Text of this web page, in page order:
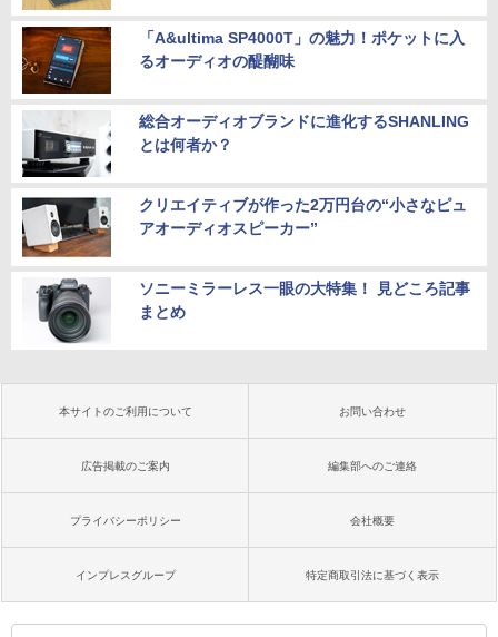
「A&ultima SP4000T」の魅力！ポケットに入
るオーディオの醍醐味
総合オーディオブランドに進化するSHANLING
とは何者か？
クリエイティブが作った2万円台の“小さなピュ
アオーディオスピーカー”
ソニーミラーレス一眼の大特集！ 見どころ記事
まとめ
本サイトのご利用について お問い合わせ
広告掲載のご案内 編集部へのご連絡
プライバシーポリシー 会社概要
インプレスグループ 特定商取引法に基づく表示